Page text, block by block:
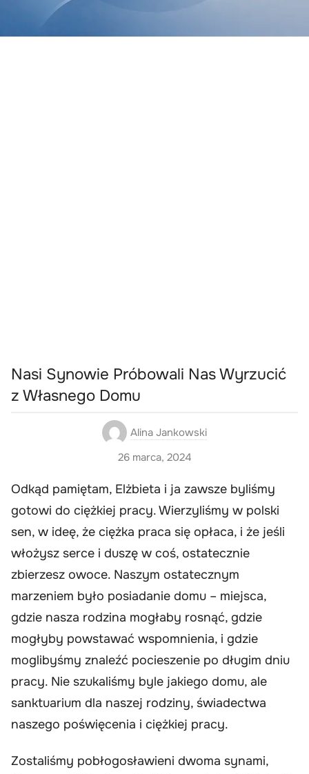
Nasi Synowie Próbowali Nas Wyrzucić
z Własnego Domu
Alina Jankowski
26 marca, 2024
Odkąd pamiętam, Elżbieta i ja zawsze byliśmy
gotowi do ciężkiej pracy. Wierzyliśmy w polski
sen, w ideę, że ciężka praca się opłaca, i że jeśli
włożysz serce i duszę w coś, ostatecznie
zbierzesz owoce. Naszym ostatecznym
marzeniem było posiadanie domu – miejsca,
gdzie nasza rodzina mogłaby rosnąć, gdzie
mogłyby powstawać wspomnienia, i gdzie
moglibyśmy znaleźć pocieszenie po długim dniu
pracy. Nie szukaliśmy byle jakiego domu, ale
sanktuarium dla naszej rodziny, świadectwa
naszego poświęcenia i ciężkiej pracy.
Zostaliśmy pobłogosławieni dwoma synami,